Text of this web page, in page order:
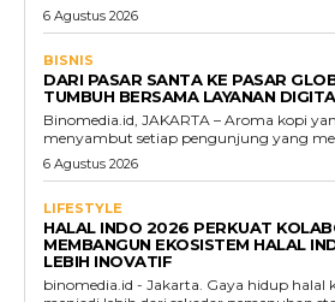
6 Agustus 2026
BISNIS
DARI PASAR SANTA KE PASAR
TUMBUH BERSAMA LAYANAN
Binomedia.id, JAKARTA – Aroma kopi
menyambut setiap pengunjung yang
6 Agustus 2026
LIFESTYLE
HALAL INDO 2026 PERKUAT
MEMBANGUN EKOSISTEM HALAL
LEBIH INOVATIF
binomedia.id - Jakarta. Gaya hidup halal